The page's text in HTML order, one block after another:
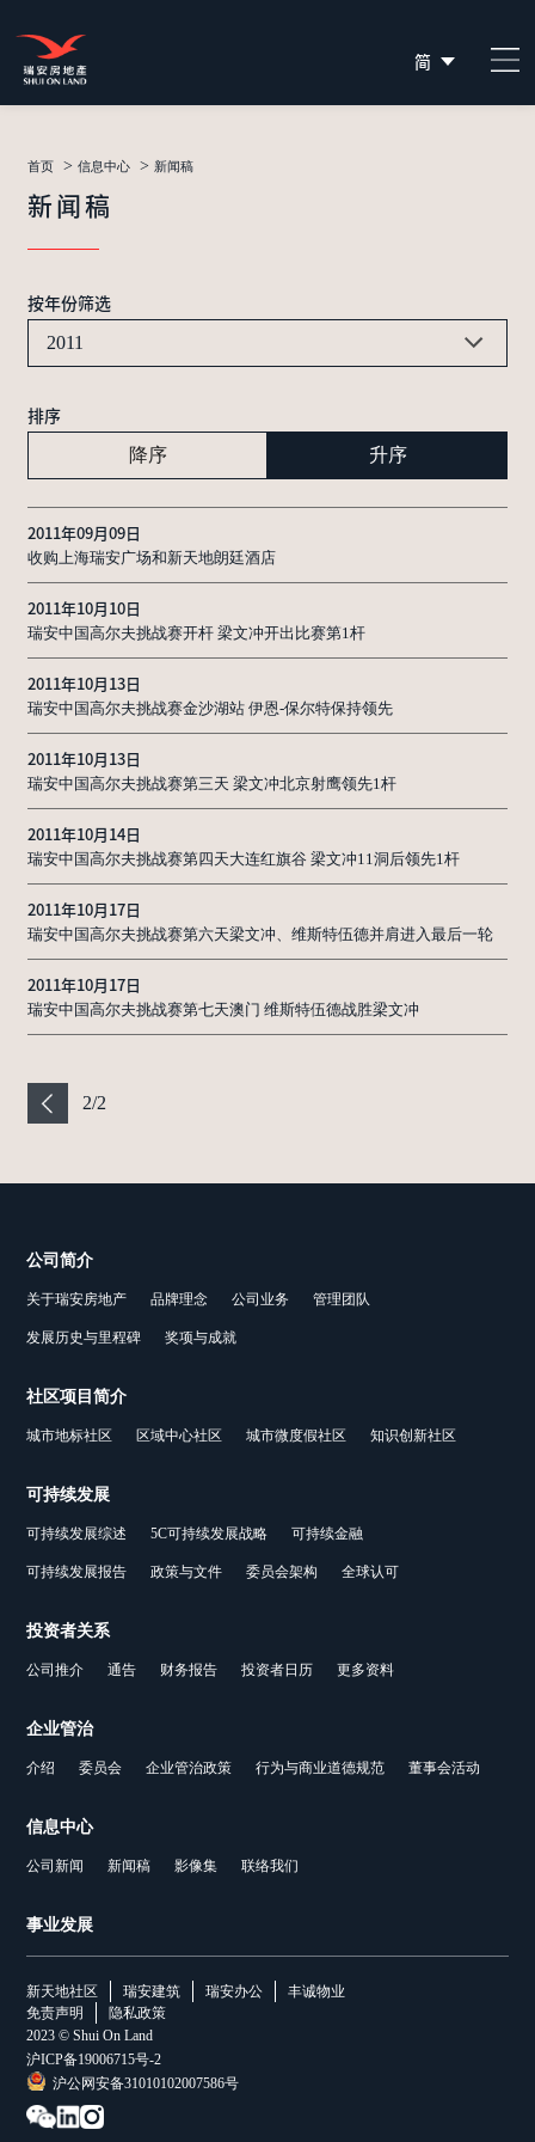
简
EN
首页 > 信息中心 > 新闻稿
新闻稿
按年份筛选
2011
排序
降序 升序
2011年09月09日
收购上海瑞安广场和新天地朗廷酒店
2011年10月10日
瑞安中国高尔夫挑战赛开杆 梁文冲开出比赛第1杆
2011年10月13日
瑞安中国高尔夫挑战赛金沙湖站 伊恩-保尔特保持领先
2011年10月13日
瑞安中国高尔夫挑战赛第三天 梁文冲北京射鹰领先1杆
2011年10月14日
瑞安中国高尔夫挑战赛第四天大连红旗谷 梁文冲11洞后领先1杆
2011年10月17日
瑞安中国高尔夫挑战赛第六天梁文冲、维斯特伍德并肩进入最后一轮
2011年10月17日
瑞安中国高尔夫挑战赛第七天澳门 维斯特伍德战胜梁文冲
2/2
公司简介
关于瑞安房地产 品牌理念 公司业务 管理团队
发展历史与里程碑 奖项与成就
社区项目简介
城市地标社区 区域中心社区 城市微度假社区 知识创新社区
可持续发展
可持续发展综述 5C可持续发展战略 可持续金融
可持续发展报告 政策与文件 委员会架构 全球认可
投资者关系
公司推介 通告 财务报告 投资者日历 更多资料
企业管治
介绍 委员会 企业管治政策 行为与商业道德规范 董事会活动
信息中心
公司新闻 新闻稿 影像集 联络我们
事业发展
新天地社区 瑞安建筑 瑞安办公
丰诚物业
免责声明
隐私政策
2023 © Shui On Land
沪ICP备19006715号-2
沪公网安备31010102007586号